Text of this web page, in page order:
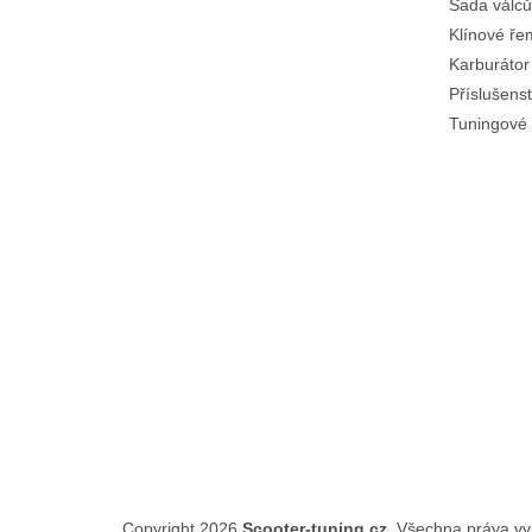
Sada
Klínové
Tuningové
Copyright 2026 Scooter-tuning.cz . Všechna práva